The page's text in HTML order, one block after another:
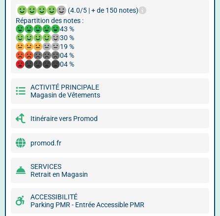
(4.0/5 | + de 150 notes)
Répartition des notes :
43 %
30 %
19 %
04 %
04 %
ACTIVITÉ PRINCIPALE
Magasin de Vêtements
Itinéraire vers Promod
promod.fr
SERVICES
Retrait en Magasin
ACCESSIBILITÉ
Parking PMR - Entrée Accessible PMR